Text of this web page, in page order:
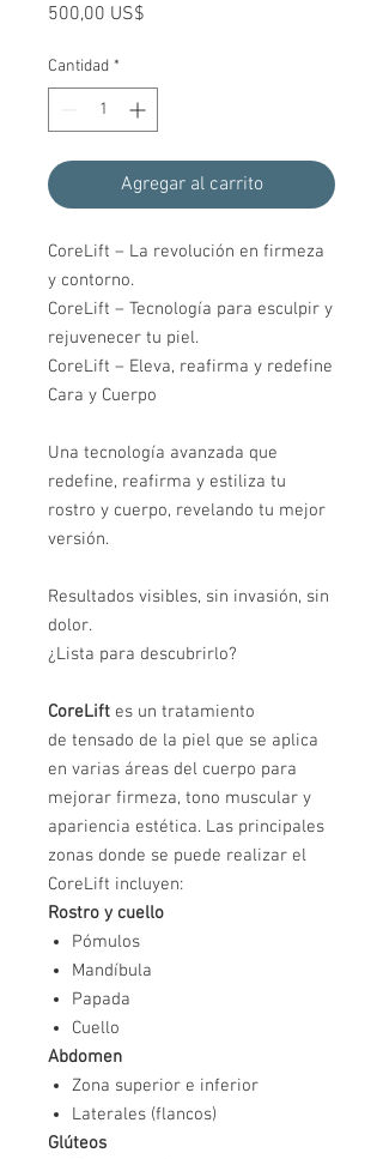
500,00 US$
Cantidad *
Agregar al carrito
CoreLift – La revolución en firmeza
y contorno.
CoreLift – Tecnología para esculpir y
rejuvenecer tu piel.
CoreLift – Eleva, reafirma y redefine
Cara y Cuerpo
Una tecnología avanzada que
redefine, reafirma y estiliza tu
rostro y cuerpo, revelando tu mejor
versión.
Resultados visibles, sin invasión, sin
dolor.
¿Lista para descubrirlo?
CoreLift es un tratamiento
de tensado de la piel que se aplica
en varias áreas del cuerpo para
mejorar firmeza, tono muscular y
apariencia estética. Las principales
zonas donde se puede realizar el
CoreLift incluyen:
Rostro y cuello
Pómulos
Mandíbula
Papada
Cuello
Abdomen
Zona superior e inferior
Laterales (flancos)
Glúteos